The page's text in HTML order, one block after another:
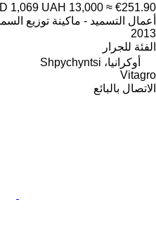
1,069 UAH 13,000 ≈ €251.90
أعمال التسميد - ماكينة توزيع
2013
الفئة للجرار
أوكرانيا، Shpychyntsi
Vitagro
الاتصال بالبائع